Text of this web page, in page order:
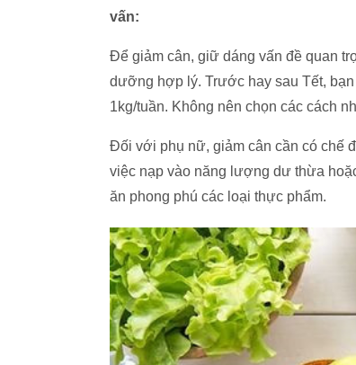
vấn:
Để giảm cân, giữ dáng vấn đề quan
dưỡng hợp lý. Trước hay sau Tết,
1kg/tuần. Không nên chọn các cách
Đối với phụ nữ, giảm cân cần có chế
việc nạp vào năng lượng dư thừa
ăn phong phú các loại thực phẩm.